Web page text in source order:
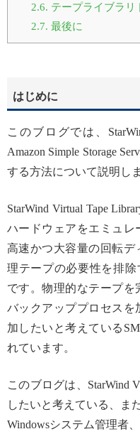
2.6. テープライブラリ
2.7. 最後に
はじめに
このブログでは、
Amazon Simple Storage
する方法について説明しま
StarWind Virtual Tape
ハードウェアをエミュ
高速かつ大容量の回転デ
理テープの必要性を排除
です。物理的なテープを
バックアッププロセスを
加したいと考えている
れています。
このブログは、StarWind
したいと考えている、ま
Windowsシステム管理者